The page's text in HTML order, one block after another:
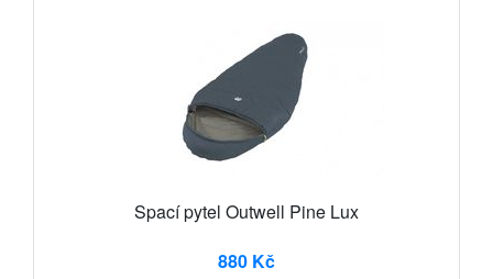
Spací pytel Outwell Pine Lux
880 Kč